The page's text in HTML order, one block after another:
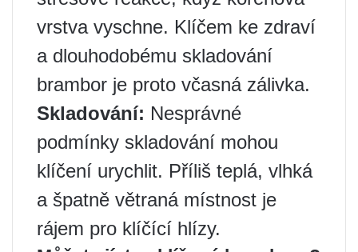
vrstva vyschne. Klíčem ke zdraví
a dlouhodobému skladování
brambor je proto včasná zálivka.
Skladování: Nesprávné
podmínky skladování mohou
klíčení urychlit. Příliš teplá, vlhká
a špatně větraná místnost je
rájem pro klíčící hlízy.